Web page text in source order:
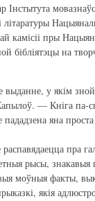
Інстытута
камісіі пры
бібліятэцы на
у якім
— Кніга па-
яна
пра
рысы, знакавыя
моўныя факты,
якія